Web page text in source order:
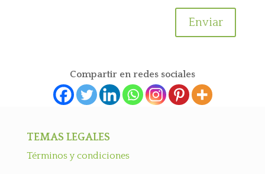
Enviar
Compartir en redes sociales
TEMAS LEGALES
Términos y condiciones